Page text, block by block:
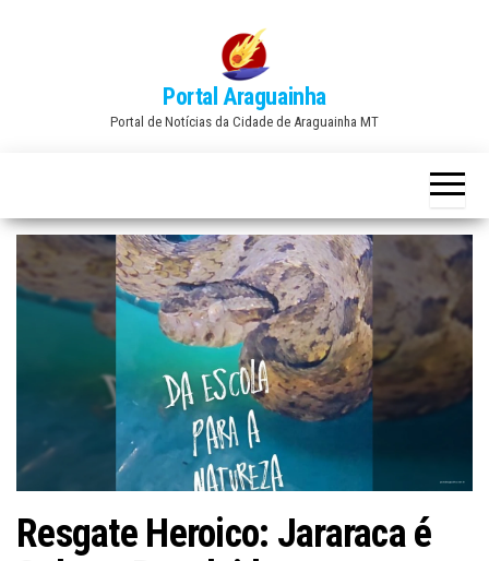
Portal Araguainha
Portal de Notícias da Cidade de Araguainha MT
Resgate Heroico: Jararaca é